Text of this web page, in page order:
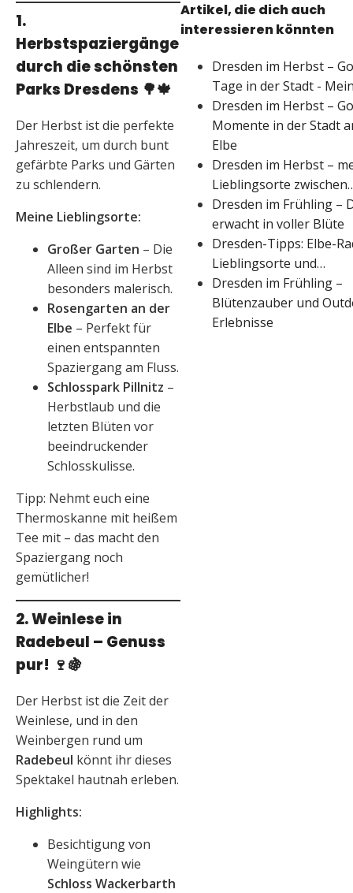
1.
Herbstspaziergänge
durch die schönsten
Parks Dresdens 🌳🍁
Der Herbst ist die perfekte
Jahreszeit, um durch bunt
gefärbte Parks und Gärten
zu schlendern.
Meine Lieblingsorte:
Großer Garten – Die
Alleen sind im Herbst
besonders malerisch.
Rosengarten an der
Elbe – Perfekt für
einen entspannten
Spaziergang am Fluss.
Schlosspark Pillnitz –
Herbstlaub und die
letzten Blüten vor
beeindruckender
Schlosskulisse.
Tipp: Nehmt euch eine
Thermoskanne mit heißem
Tee mit – das macht den
Spaziergang noch
gemütlicher!
2. Weinlese in
Radebeul – Genuss
pur! 🍷🍇
Der Herbst ist die Zeit der
Weinlese, und in den
Weinbergen rund um
Radebeul könnt ihr dieses
Spektakel hautnah erleben.
Highlights:
Besichtigung von
Weingütern wie
Schloss Wackerbarth
Artikel, die dich auch
interessieren könnten
Dresden im Herbst –
Tage in der Stadt -
Dresden im Herbst –
Momente in der Stadt
Elbe
Dresden im Herbst –
Lieblingsorte
Dresden im Frühling –
erwacht in voller Blüte
Dresden-Tipps: Elbe-
Lieblingsorte und…
Dresden im Frühling –
Blütenzauber und
Erlebnisse